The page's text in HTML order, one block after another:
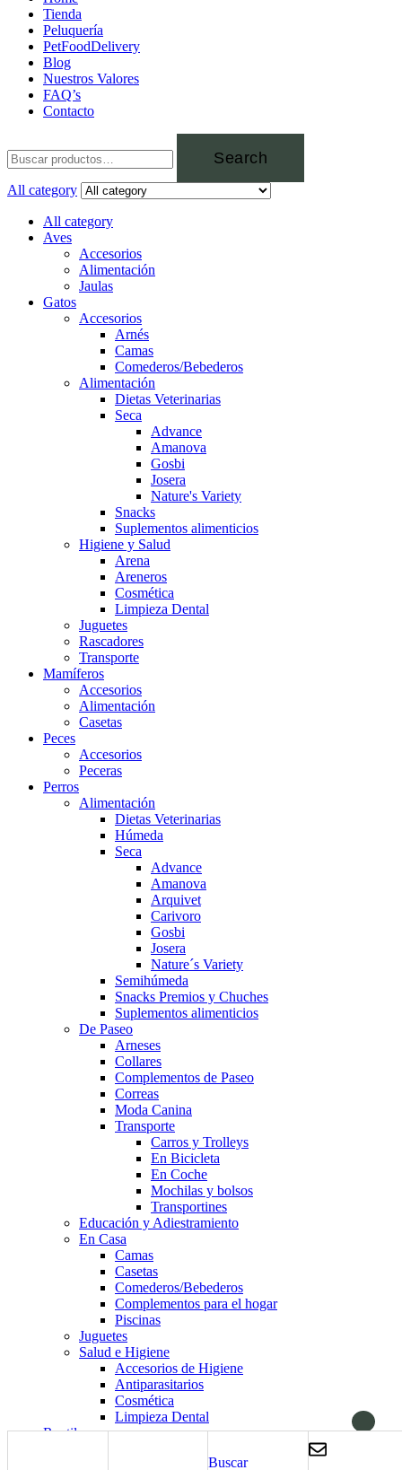
Buscar
Tienda
Peluquería
PetFoodDelivery
Blog
Nuestros Valores
FAQ’s
Contacto
Search
All category
All category
Aves
Accesorios
Alimentación
Jaulas
Gatos
Accesorios
Arnés
Camas
Comederos/Bebederos
Alimentación
Dietas Veterinarias
Seca
Advance
Amanova
Gosbi
Josera
Nature's Variety
Snacks
Suplementos alimenticios
Higiene y Salud
Arena
Areneros
Cosmética
Limpieza Dental
Juguetes
Rascadores
Transporte
Mamíferos
Accesorios
Alimentación
Casetas
Peces
Accesorios
Peceras
Perros
Alimentación
Dietas Veterinarias
Húmeda
Seca
Advance
Amanova
Arquivet
Carivoro
Gosbi
Josera
Nature´s Variety
Semihúmeda
Snacks Premios y Chuches
Suplementos alimenticios
De Paseo
Arneses
Collares
Complementos de Paseo
Correas
Moda Canina
Transporte
Carros y Trolleys
En Bicicleta
En Coche
Mochilas y bolsos
Transportines
Educación y Adiestramiento
En Casa
Camas
Casetas
Comederos/Bebederos
Complementos para el hogar
Piscinas
Juguetes
Salud e Higiene
Accesorios de Higiene
Antiparasitarios
Cosmética
Limpieza Dental
Reptiles